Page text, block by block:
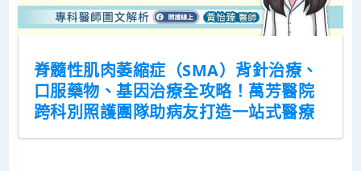
脊髓性肌肉萎縮症（SMA）背針治療、
口服藥物、基因治療全攻略！萬芳醫院
跨科別照護團隊助病友打造一站式醫療